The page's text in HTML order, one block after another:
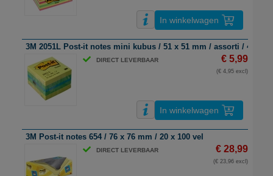
In winkelwagen
3M 2051L Post-it notes mini kubus / 51 x 51 mm / assorti / 400 vel
DIRECT LEVERBAAR € 5,99
(€ 4,95 excl)
In winkelwagen
3M Post-it notes 654 / 76 x 76 mm / 20 x 100 vel
DIRECT LEVERBAAR € 28,99
(€ 23,96 excl)